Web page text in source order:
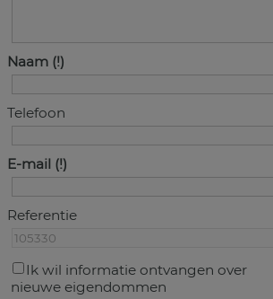
Naam
Telefoon
E-mail
Referentie
Ik wil informatie ontvangen over
nieuwe eigendommen